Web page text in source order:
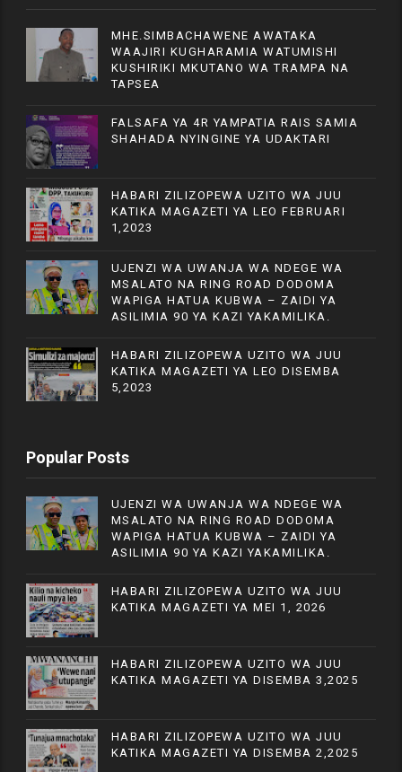
MHE.SIMBACHAWENE AWATAKA
WAAJIRI KUGHARAMIA WATUMISHI
KUSHIRIKI MKUTANO WA TRAMPA NA
TAPSEA
FALSAFA YA 4R YAMPATIA RAIS SAMIA
SHAHADA NYINGINE YA UDAKTARI
HABARI ZILIZOPEWA UZITO WA JUU
KATIKA MAGAZETI YA LEO FEBRUARI
1,2023
UJENZI WA UWANJA WA NDEGE WA
MSALATO NA RING ROAD DODOMA
WAPIGA HATUA KUBWA – ZAIDI YA
ASILIMIA 90 YA KAZI YAKAMILIKA.
HABARI ZILIZOPEWA UZITO WA JUU
KATIKA MAGAZETI YA LEO DISEMBA
5,2023
Popular Posts
UJENZI WA UWANJA WA NDEGE WA
MSALATO NA RING ROAD DODOMA
WAPIGA HATUA KUBWA – ZAIDI YA
ASILIMIA 90 YA KAZI YAKAMILIKA.
HABARI ZILIZOPEWA UZITO WA JUU
KATIKA MAGAZETI YA MEI 1, 2026
HABARI ZILIZOPEWA UZITO WA JUU
KATIKA MAGAZETI YA DISEMBA 3,2025
HABARI ZILIZOPEWA UZITO WA JUU
KATIKA MAGAZETI YA DISEMBA 2,2025